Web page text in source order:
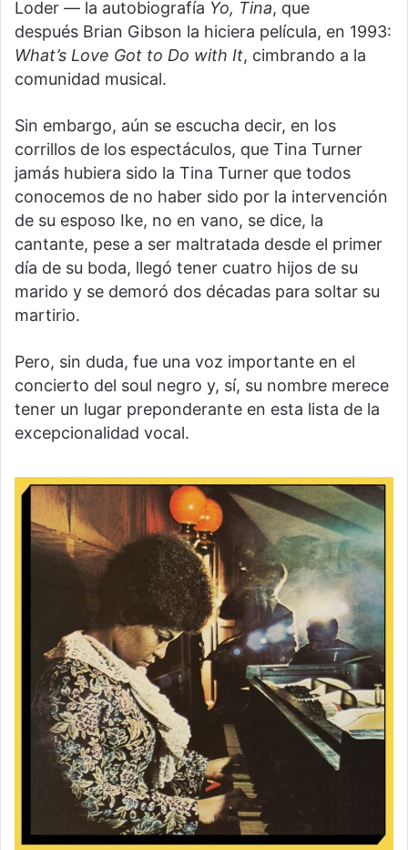
Loder — la autobiografía Yo, Tina, que
después Brian Gibson la hiciera película, en 1993:
What’s Love Got to Do with It, cimbrando a la
comunidad musical.
Sin embargo, aún se escucha decir, en los
corrillos de los espectáculos, que Tina Turner
jamás hubiera sido la Tina Turner que todos
conocemos de no haber sido por la intervención
de su esposo Ike, no en vano, se dice, la
cantante, pese a ser maltratada desde el primer
día de su boda, llegó tener cuatro hijos de su
marido y se demoró dos décadas para soltar su
martirio.
Pero, sin duda, fue una voz importante en el
concierto del soul negro y, sí, su nombre merece
tener un lugar preponderante en esta lista de la
excepcionalidad vocal.